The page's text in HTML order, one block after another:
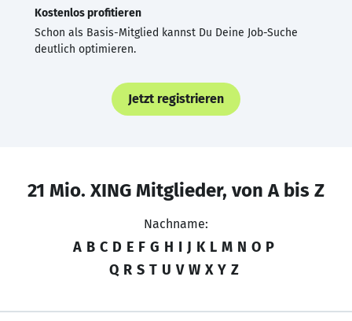
Kostenlos profitieren
Schon als Basis-Mitglied kannst Du Deine Job-Suche
deutlich optimieren.
Jetzt registrieren
21 Mio. XING Mitglieder, von A bis Z
Nachname:
A B C D E F G H I J K L M N O P
Q R S T U V W X Y Z